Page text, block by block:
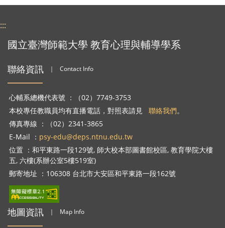
:::
國立臺灣師範大學 教育心理與輔導學系
聯絡資訊 ｜ Contact Info
心輔系總機代表號 ：（02）7749-3753
本校專任教職員均有直播電話，對照表請見 聯絡我們。
傳真專線 ：（02）2341-3865
E-Mail ： psy-edu@deps.ntnu.edu.tw
位置 ：和平東路一段129號, 師大校本部圖書館校區, 教育學院大樓
五, 六樓(系辦公室5樓519室)
郵寄地址 ：106308 台北市大安區和平東路一段162號
地圖資訊 ｜ Map Info